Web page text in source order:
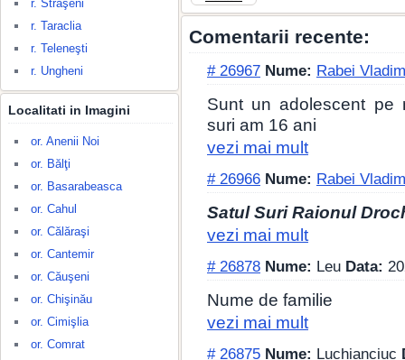
r. Străşeni
r. Taraclia
r. Teleneşti
r. Ungheni
Localitati in Imagini
or. Anenii Noi
or. Bălţi
or. Basarabeasca
or. Cahul
or. Călăraşi
or. Cantemir
or. Căuşeni
or. Chişinău
or. Cimişlia
or. Comrat
Comentarii recente:
# 26967 Nume: Rabei
Sunt un adolescent pe
suri am 16 ani
vezi mai mult
# 26966 Nume: Rabei
Satul Suri Raionul
vezi mai mult
# 26878 Nume: Leu Data:
Nume de familie
vezi mai mult
# 26875 Nume: Luchianciuc